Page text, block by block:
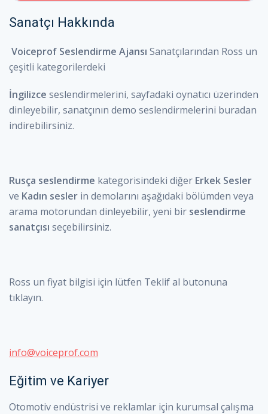
0:00/
Sanatçı Hakkında
Voiceprof Seslendirme Ajansı Sanatçılarından Ross un
çeşitli kategorilerdeki
İngilizce seslendirmelerini, sayfadaki oynatıcı üzerinden
dinleyebilir, sanatçının demo seslendirmelerini buradan
indirebilirsiniz.
Rusça seslendirme kategorisindeki diğer Erkek Sesler
ve Kadın sesler in demolarını aşağıdaki bölümden veya
arama motorundan dinleyebilir, yeni bir seslendirme
sanatçısı seçebilirsiniz.
Ross un fiyat bilgisi için lütfen Teklif al butonuna
tıklayın.
info@voiceprof.com
Eğitim ve Kariyer
Otomotiv endüstrisi ve reklamlar için kurumsal çalışma